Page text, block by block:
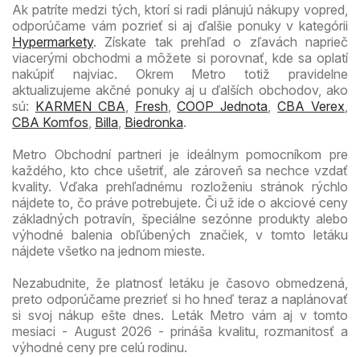
Ak patríte medzi tých, ktorí si radi plánujú nákupy vopred,
odporúčame vám pozrieť si aj ďalšie ponuky v kategórii
Hypermarkety. Získate tak prehľad o zľavách naprieč
viacerými obchodmi a môžete si porovnať, kde sa oplatí
nakúpiť najviac. Okrem Metro totiž pravidelne
aktualizujeme akčné ponuky aj u ďalších obchodov, ako
sú: KARMEN CBA Fresh,COOP Jednota ,CBA Verex
CBA Komfos Billa Biedronka.
Metro Obchodní partneri je ideálnym pomocníkom pre
každého, kto chce ušetriť, ale zároveň sa nechce vzdať
kvality. Vďaka prehľadnému rozloženiu stránok rýchlo
nájdete to, čo práve potrebujete. Či už ide o akciové ceny
základných potravín, špeciálne sezónne produkty alebo
výhodné balenia obľúbených značiek, v tomto letáku
nájdete všetko na jednom mieste.
Nezabudnite, že platnosť letáku je časovo obmedzená,
preto odporúčame prezrieť si ho hneď teraz a naplánovať
si svoj nákup ešte dnes. Leták Metro vám aj v tomto
mesiaci - August 2026 - prináša kvalitu, rozmanitosť a
výhodné ceny pre celú rodinu.